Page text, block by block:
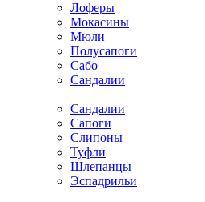
Лоферы
Мокасины
Мюли
Полусапоги
Сабо
Сандалии
Сандалии
Сапоги
Слипоны
Туфли
Шлепанцы
Эспадрильи